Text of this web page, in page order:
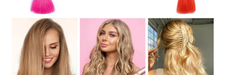
PT EN END CONVERSATION ✕